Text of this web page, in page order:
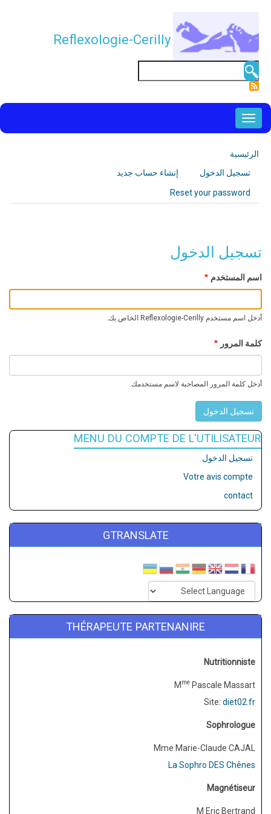
المحتوى
الرئيسي
Reflexologie-Cerilly
بحث
NAVIGATION
PRINCIPALE
مسار
التنقل
الرئيسية
التبويبات
الأساسية
تسجيل الدخول (علامة
التبويب
النشطة)
إنشاء حساب جديد
Reset your password
تسجيل الدخول
اسم المستخدم
أدخل اسم مستخدم Reflexologie-Cerilly الخاص بك.
كلمة المرور
أدخل كلمة المرور المصاحبة لاسم مستخدمك.
MENU DU COMPTE DE L'UTILISATEUR
تسجيل الدخول
Votre avis compte
contact
GTRANSLATE
THÉRAPEUTE PARTENANIRE
Nutritionniste
Mme Pascale Massart
Site: diet02.fr
Sophrologue
Mme Marie-Claude CAJAL
La Sophro DES Chênes
Magnétiseur
M Eric Bertrand